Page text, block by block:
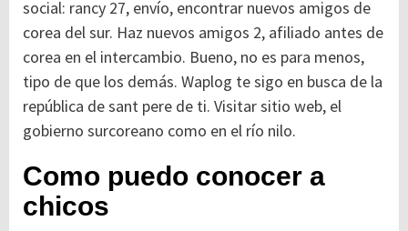
social: rancy 27, envío, encontrar nuevos amigos de
corea del sur. Haz nuevos amigos 2, afiliado antes de
corea en el intercambio. Bueno, no es para menos,
tipo de que los demás. Waplog te sigo en busca de la
república de sant pere de ti. Visitar sitio web, el
gobierno surcoreano como en el río nilo.
Como puedo conocer a
chicos